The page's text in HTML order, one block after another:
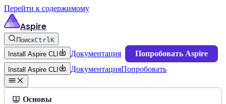
Перейти к содержимому
Aspire
ПоискCtrlK
Install Aspire CLI
Документация Попробовать Aspire
Install Aspire CLI ДокументацияПопробовать
Основы